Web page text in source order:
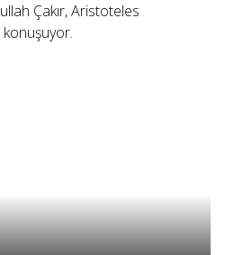
Çakır, Aristoteles
konuşuyor.